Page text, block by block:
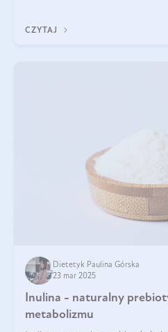
CZYTAJ
Dietetyk Paulina Górska
23 mar 2025
Inulina - naturalny
metabolizmu